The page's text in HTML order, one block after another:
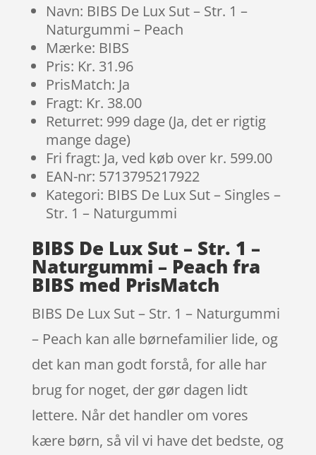
Navn: BIBS De Lux Sut – Str. 1 –
Naturgummi – Peach
Mærke: BIBS
Pris: Kr. 31.96
PrisMatch: Ja
Fragt: Kr. 38.00
Returret: 999 dage (Ja, det er rigtig
mange dage)
Fri fragt: Ja, ved køb over kr. 599.00
EAN-nr: 5713795217922
Kategori: BIBS De Lux Sut – Singles –
Str. 1 – Naturgummi
BIBS De Lux Sut – Str. 1 –
Naturgummi – Peach fra
BIBS med PrisMatch
BIBS De Lux Sut – Str. 1 – Naturgummi
– Peach kan alle børnefamilier lide, og
det kan man godt forstå, for alle har
brug for noget, der gør dagen lidt
lettere. Når det handler om vores
kære børn, så vil vi have det bedste, og